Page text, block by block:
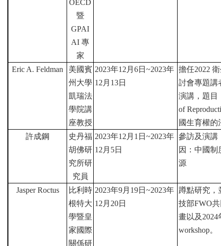
OECD
暨
GPAI
AI 專
家
Eric A. Feldman
美國賓
州大學
凱瑞法
學院講
座教授
2023年12 月 6日 ~2023年
12 月 13日
擔任2022
討會專題講
演講，題目
of
國生育權的
許成鋼
史丹福
胡佛研
究所研
究員
2023年12 月 1 日 ~2023年
12 月 5日
參訪及演講
因：中國制
源
Jasper Roctus
比利時
根特大
學暨皇
家國際
關係研
2023年9月 19日 ~2023年
12 月 20日
蹲點研究，
技部FWO
畫以及 2024
workshop。